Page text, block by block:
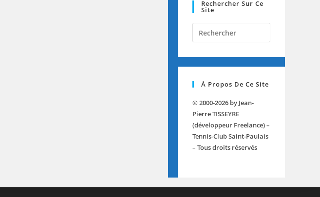
Rechercher Sur Ce
Site
Escape
close
À Propos De Ce Site
© 2000-2026 by Jean-
Pierre TISSEYRE
(développeur Freelance) –
Tennis-Club Saint-Paulais
– Tous droits réservés